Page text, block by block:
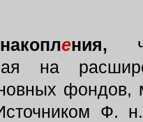
ения,
на
фондов,
Ф.